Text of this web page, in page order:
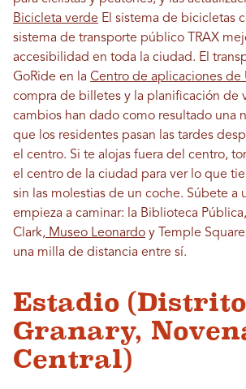
Bicicleta verde El sistema de bicicletas
sistema de transporte público TRAX
accesibilidad en toda la ciudad. El
GoRide en la Centro de aplicaciones de
compra de billetes y la planificación de
cambios han dado como resultado una
que los residentes pasan las tardes
el centro. Si te alojas fuera del centro,
el centro de la ciudad para ver lo que
sin las molestias de un coche. Súbete a
empieza a caminar: la Biblioteca
Clark, Museo Leonardo y Temple
una milla de distancia entre sí.
Estadio (Distrito
Granary,
Central)